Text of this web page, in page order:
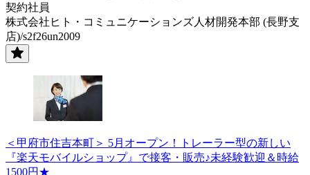
契約社員
株式会社ヒト・コミュニケーションズ人材開発本部 (長野支
店)/s2f26un2009
＜甲府市住吉本町＞ 5月オープン！トレーラー型の新しい
『楽天モバイルショップ』で接客・販売♪未経験歓迎＆時給
1500円★